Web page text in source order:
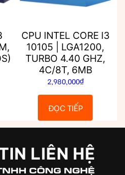
CPU INTEL CORE I3
10105 | LGA1200,
TURBO 4.40 GHZ,
4C/8T, 6MB
2,980,000₫
ĐỌC TIẾP